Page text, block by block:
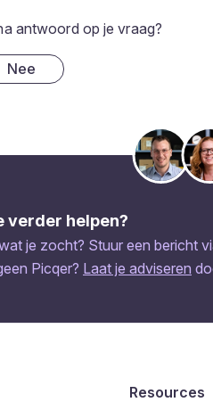
antwoord op je vraag?
Nee
verder helpen?
je zocht? Stuur een bericht
Picqer? Laat je adviseren
Resources